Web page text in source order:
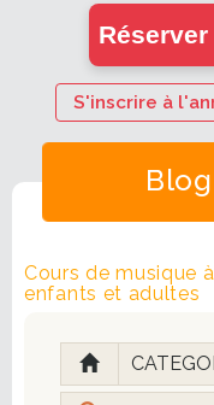
S'inscrire à
Blog
Cours de musique
enfants et adultes